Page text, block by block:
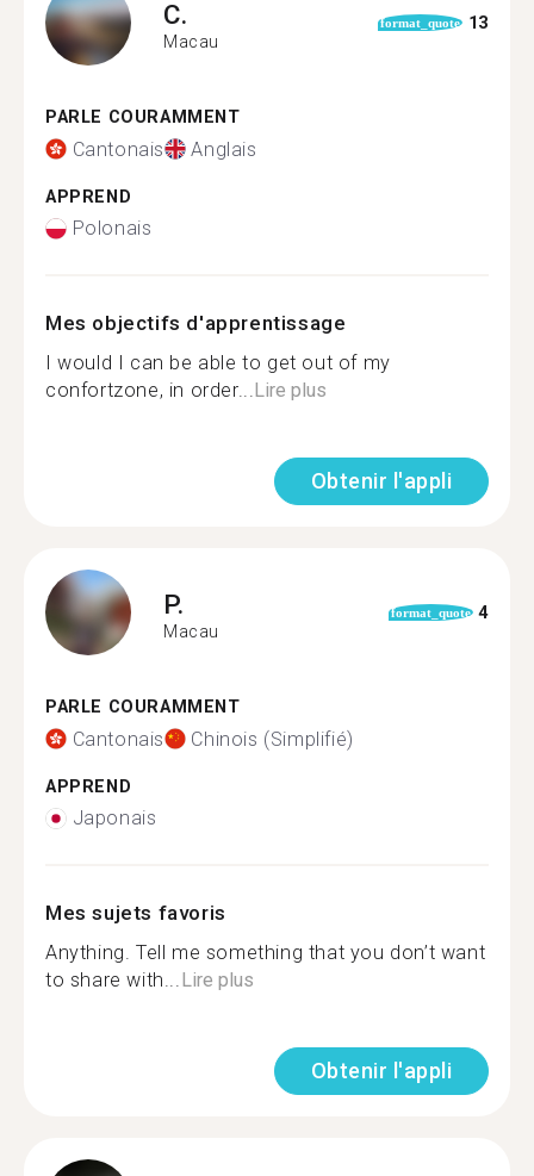
C.
Macau
format_quote 13
PARLE COURAMMENT
Cantonais Anglais
APPREND
Polonais
Mes objectifs d'apprentissage
I would I can be able to get out of my
confortzone, in order...Lire plus
Obtenir l'appli
P.
Macau
format_quote 4
PARLE COURAMMENT
Cantonais Chinois (Simplifié)
APPREND
Japonais
Mes sujets favoris
Anything. Tell me something that you don’t want
to share with...Lire plus
Obtenir l'appli